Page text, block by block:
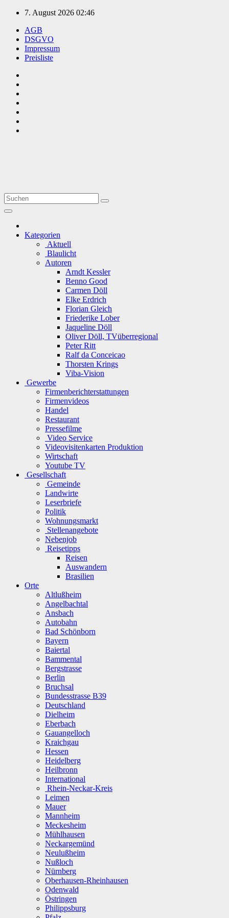
Zum
springen
7. August 2026 02:46
AGB
DSGVO
Impressum
Preisliste
Kategorien
Aktuell
Blaulicht
Autoren
Arndt Kessler
Benno Good
Carmen Döll
Elke Erdrich
Florian Gleich
Friederike Lober
Jaqueline Döll
Oliver Döll, TVüberregional
Peter Ritt
Ralf da Conceicao
Thorsten Krings
Viba-Vision
Gewerbe
Firmenberichterstattungen
Firmenvideos
Handel
Restaurant
Pressefilme
Video Service
Videovisitenkarten Produktion
Wirtschaft
Youtube TV
Gesellschaft
Gemeinde
Landwirte
Leserbriefe
Politik
Wohnungsmarkt
Stellenangebote
Nebenjob
Reisetipps
Reisen
Auswandern
Brasilien
Orte
Altlußheim
Angelbachtal
Ansbach
Autobahn
Bad Schönborn
Bayern
Baiertal
Bammental
Bergstrasse
Berlin
Bruchsal
Bundesstrasse B39
Deutschland
Dielheim
Eberbach
Gauangelloch
Kraichgau
Hessen
Heidelberg
Heilbronn
International
Rhein-Neckar-Kreis
Leimen
Mauer
Mannheim
Meckesheim
Mühlhausen
Neckargemünd
Neulußheim
Nußloch
Nürnberg
Oberhausen-Rheinhausen
Odenwald
Östringen
Philippsburg